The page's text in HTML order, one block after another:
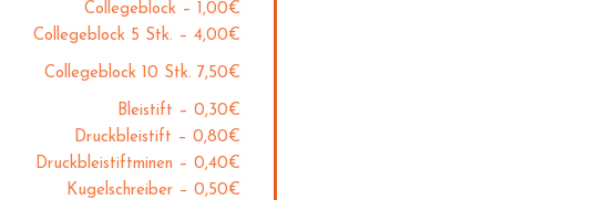
Collegeblock – 1,00€
Collegeblock 5 Stk. – 4,00€
Collegeblock 10 Stk. 7,50€
Bleistift – 0,30€
Druckbleistift – 0,80€
Druckbleistiftminen – 0,40€
Kugelschreiber – 0,50€